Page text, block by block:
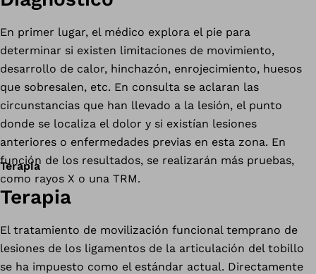
En primer lugar, el médico explora el pie para
determinar si existen limitaciones de movimiento,
desarrollo de calor, hinchazón, enrojecimiento, huesos
que sobresalen, etc. En consulta se aclaran las
circunstancias que han llevado a la lesión, el punto
donde se localiza el dolor y si existían lesiones
anteriores o enfermedades previas en esta zona. En
función de los resultados, se realizarán más pruebas,
como rayos X o una TRM.
Terapia
Terapia
El tratamiento de movilización funcional temprano de
lesiones de los ligamentos de la articulación del tobillo
se ha impuesto como el estándar actual. Directamente